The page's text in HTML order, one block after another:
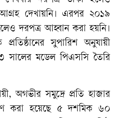
দেখায়নি। এরপর ২০১৯
দরপত্র আহ্বান করা হয়নি।
সুপারিশ অনুযায়ী
সালের মডেল পিএসসি তৈরি
অগভীর সমুদ্রে প্রতি হাজার
করা হয়েছে ৫ দশমিক ৬০